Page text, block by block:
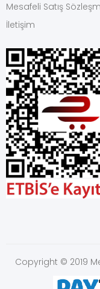
Mesafeli Satış
İletişim
Copyright © 2019